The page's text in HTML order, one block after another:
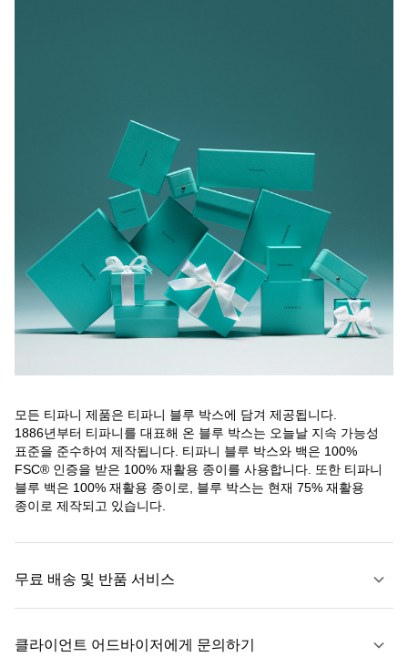
모든 티파니 제품은 티파니 블루 박스에 담겨 제공됩니다.
1886년부터 티파니를 대표해 온 블루 박스는 오늘날 지속 가능성
표준을 준수하여 제작됩니다. 티파니 블루 박스와 백은 100%
FSC® 인증을 받은 100% 재활용 종이를 사용합니다. 또한 티파니
블루 백은 100% 재활용 종이로, 블루 박스는 현재 75% 재활용
종이로 제작되고 있습니다.
무료 배송 및 반품 서비스
클라이언트 어드바이저에게 문의하기